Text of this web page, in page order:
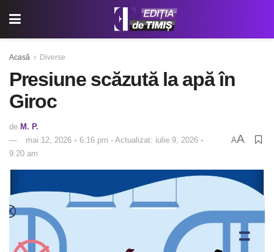
Acasă Diverse
Presiune scăzută la apă în
Giroc
de M. P.
mai 12, 2026 ◦ 6:16 pm - Actualizat: iulie 9, 2026 ◦
9:20 am
AA